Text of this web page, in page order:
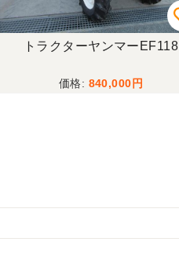
トラクターヤンマーEF118
840,000